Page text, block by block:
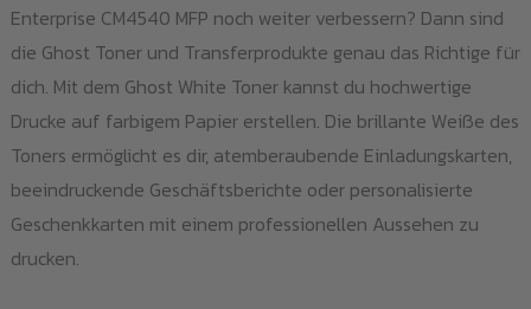
Enterprise CM4540 MFP noch weiter verbessern? Dann sind
die Ghost Toner und Transferprodukte genau das Richtige für
dich. Mit dem Ghost White Toner kannst du hochwertige
Drucke auf farbigem Papier erstellen. Die brillante Weiße des
Toners ermöglicht es dir, atemberaubende Einladungskarten,
beeindruckende Geschäftsberichte oder personalisierte
Geschenkkarten mit einem professionellen Aussehen zu
drucken.